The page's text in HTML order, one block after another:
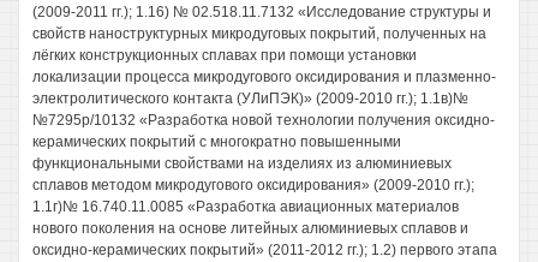
(2009-2011 гг.); 1.16) № 02.518.11.7132 «Исследование структуры и
свойств наноструктурных микродуговых покрытий, полученных на
лёгких конструкционных сплавах при помощи установки
локализации процесса микродугового оксидирования и плазменно-
электролитического контакта (УЛиПЭК)» (2009-2010 гг.); 1.1в)№
№7295р/10132 «Разработка новой технологии получения оксидно-
керамических покрытий с многократно повышенными
функциональными свойствами на изделиях из алюминиевых
сплавов методом микродугового оксидирования» (2009-2010 гг.);
1.1г)№ 16.740.11.0085 «Разработка авиационных материалов
нового поколения на основе литейных алюминиевых сплавов и
оксидно-керамических покрытий» (2011-2012 гг.); 1.2) первого этапа